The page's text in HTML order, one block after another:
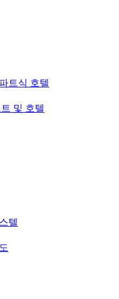
트식 호텔
및 호텔
텔